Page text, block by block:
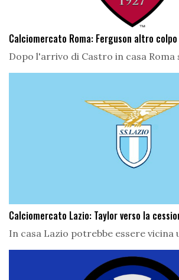
Calciomercato Roma: Ferguson altro
Dopo l'arrivo di Castro in casa Roma
Calciomercato Lazio: Taylor verso la
In casa Lazio potrebbe essere vicina